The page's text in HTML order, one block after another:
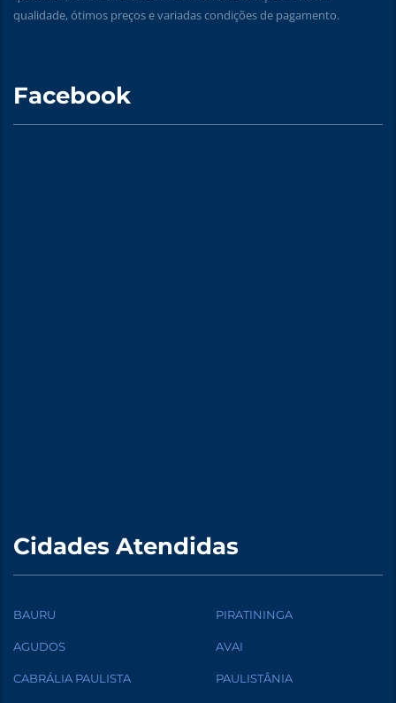
qualidade, ótimos preços e variadas condições de pagamento.
Facebook
Cidades Atendidas
BAURU PIRATININGA
AGUDOS AVAI
CABRÁLIA PAULISTA PAULISTÂNIA